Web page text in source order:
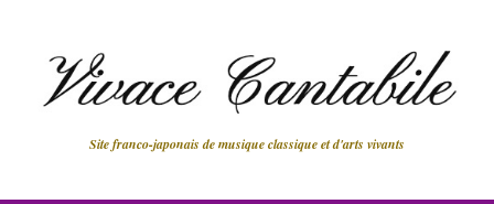
Site franco-japonais de musique classique et d'arts vivants